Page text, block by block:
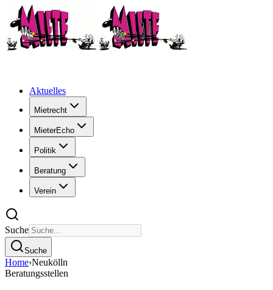
Aktuelles
Mietrecht
MieterEcho
Politik
Beratung
Verein
Suche
Suche
Home›Neukölln
Beratungsstellen